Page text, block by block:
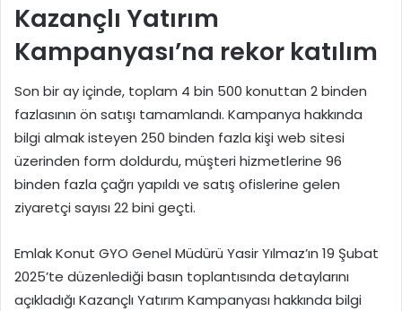
Kazançlı Yatırım
Kampanyası’na rekor katılım
Son bir ay içinde, toplam 4 bin 500 konuttan 2 binden
fazlasının ön satışı tamamlandı. Kampanya hakkında
bilgi almak isteyen 250 binden fazla kişi web sitesi
üzerinden form doldurdu, müşteri hizmetlerine 96
binden fazla çağrı yapıldı ve satış ofislerine gelen
ziyaretçi sayısı 22 bini geçti.
Emlak Konut GYO Genel Müdürü Yasir Yılmaz’ın 19 Şubat
2025’te düzenlediği basın toplantısında detaylarını
açıkladığı Kazançlı Yatırım Kampanyası hakkında bilgi